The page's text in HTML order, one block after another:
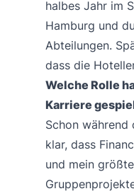
halbes Jahr im
Hamburg und
Abteilungen.
dass die
Welche Rolle
Karriere
Schon während
klar, dass
und mein